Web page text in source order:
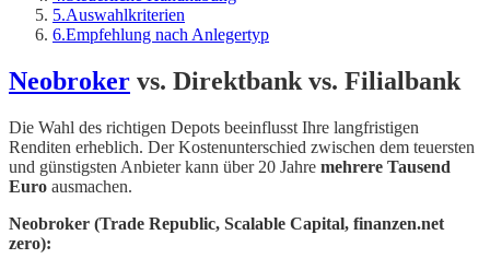
5.Auswahlkriterien
6.Empfehlung nach Anlegertyp
Neobroker vs. Direktbank vs. Filialbank
Die Wahl des richtigen Depots beeinflusst Ihre langfristigen
Renditen erheblich. Der Kostenunterschied zwischen dem teuersten
und günstigsten Anbieter kann über 20 Jahre mehrere Tausend
Euro ausmachen.
Neobroker (Trade Republic, Scalable Capital, finanzen.net
zero):